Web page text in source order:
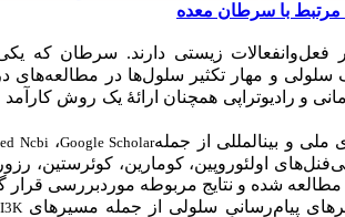
مرتبط با سرطان معده
فعل‌وانفعالات زیستی دارند. سرطان که
و مهار تکثیر سلولها در مطالعه‌های
و رادیوتراپی همچنان ارائۀ یک روش
ملی و بین­المللی از جملهGoogle Scholar، Ncbi
اولئوروپین، کومارین، کوئرستین،
شده و نتایج مربوطه موردبررسی قرار
پیام‌رسانیِ سلولی از جمله مسیرهای